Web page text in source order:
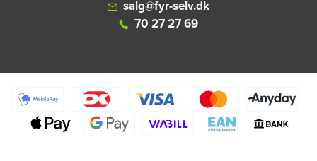
salg@fyr-selv.dk
70 27 27 69